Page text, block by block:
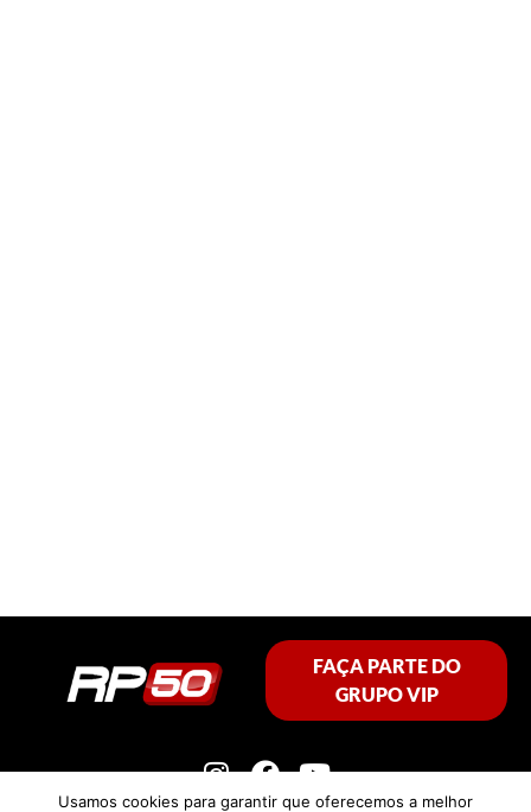
FAÇA PARTE DO
GRUPO VIP
Usamos cookies para garantir que oferecemos a melhor